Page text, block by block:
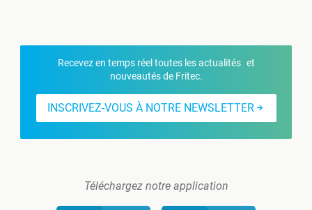
Recevez en temps réel toutes les actualités et
nouveautés de Fritec.
INSCRIVEZ-VOUS À NOTRE NEWSLETTER
Téléchargez notre application